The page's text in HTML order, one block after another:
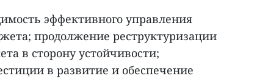
эффективного управления
продолжение реструктуризации
в сторону устойчивости;
в развитие и обеспечение